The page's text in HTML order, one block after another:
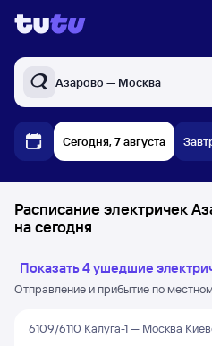
Азарово — Москва
Сегодня, 7 августа
Расписание электричек
на сегодня
Показать 4 ушедшие
Отправление и прибытие по
6109/6110 Калуга-1 — Москва